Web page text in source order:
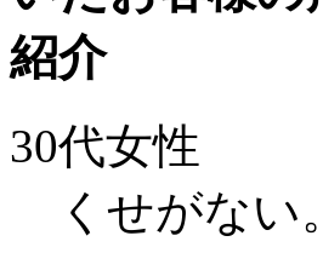
30代女性
くせがない。